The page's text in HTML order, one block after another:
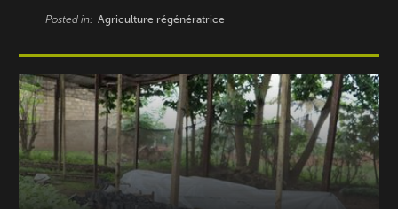
Posted in: Agriculture régénératrice